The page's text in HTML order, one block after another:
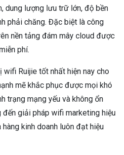
dung lượng lưu trữ lớn, độ bền
phải chăng. Đặc biệt là công
nền tảng đám mây cloud được
phí.
Ruijie tốt nhất hiện nay cho
mẽ khắc phục được mọi khó
trạng mạng yếu và không ổn
giải pháp wifi marketing hiệu
kinh doanh luôn đạt hiệu